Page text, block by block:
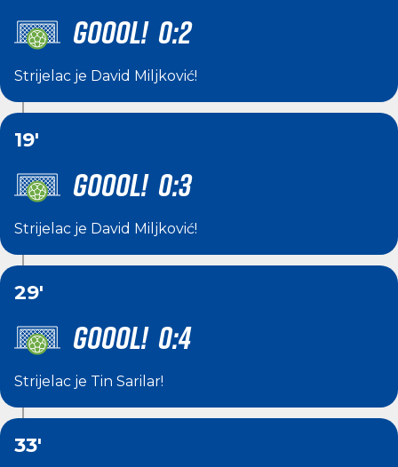
GOOOL! 0:2
Strijelac je David Miljković!
19'
GOOOL! 0:3
Strijelac je David Miljković!
29'
GOOOL! 0:4
Strijelac je Tin Sarilar!
33'